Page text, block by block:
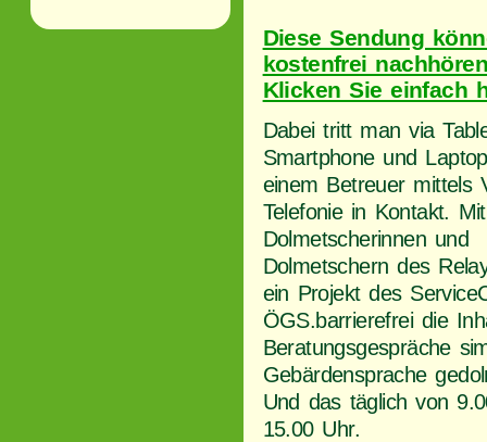
Diese Sendung
kostenfrei
Klicken Sie einfach
Dabei tritt man via
Smartphone und
einem Betreuer mittels
Telefonie in Kontakt.
Dolmetscherinnen und
Dolmetschern des
ein Projekt des
ÖGS.barrierefrei die
Beratungsgespräche
Gebärdensprache
Und das täglich von
15.00 Uhr.